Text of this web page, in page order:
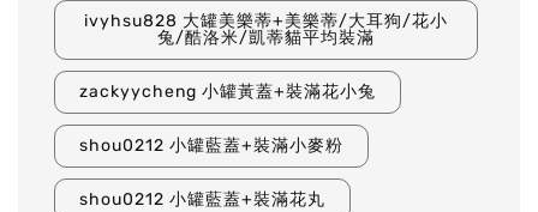
ivyhsu828 大罐美樂蒂+美樂蒂/大耳狗/花小
兔/酷洛米/凱蒂貓平均裝滿
zackyycheng 小罐黃蓋+裝滿花小兔
shou0212 小罐藍蓋+裝滿小麥粉
shou0212 小罐藍蓋+裝滿花丸